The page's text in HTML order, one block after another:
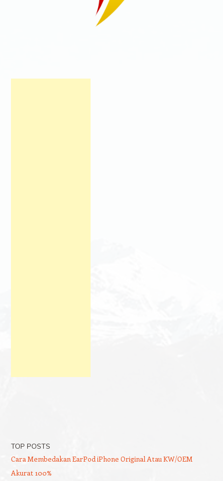
TOP POSTS
Cara Membedakan EarPod iPhone Original Atau KW/OEM
Akurat 100%